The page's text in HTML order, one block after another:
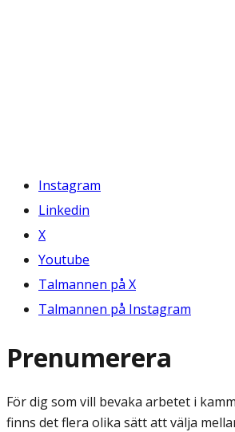
Instagram
Linkedin
X
Youtube
Talmannen på X
Talmannen på Instagram
Prenumerera
För dig som vill bevaka arbetet i
finns det flera olika sätt att välja